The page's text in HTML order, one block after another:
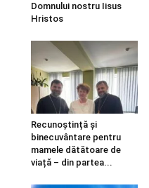
Domnului nostru Iisus
Hristos
Recunoștință și
binecuvântare pentru
mamele dătătoare de
viață – din partea...